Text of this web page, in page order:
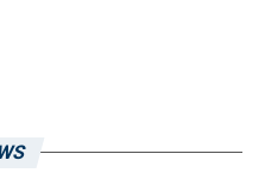
lottare per